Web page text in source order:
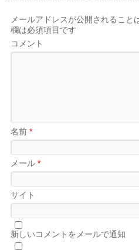
メールアドレスが公開されること
欄は必須項目です
コメント
名前*
メール*
サイト
新しいコメントをメールで通知